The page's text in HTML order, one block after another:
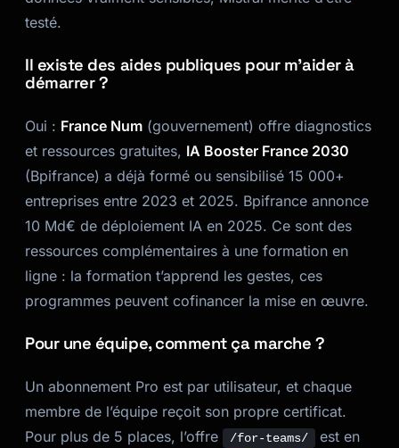
testé.
Il existe des aides publiques pour m’aider à
démarrer ?
Oui : France Num (gouvernement) offre diagnostics
et ressources gratuites, IA Booster France 2030
(Bpifrance) a déjà formé ou sensibilisé 15 000+
entreprises entre 2023 et 2025. Bpifrance annonce
10 Md€ de déploiement IA en 2025. Ce sont des
ressources complémentaires à une formation en
ligne : la formation t’apprend les gestes, ces
programmes peuvent cofinancer la mise en œuvre.
Pour une équipe, comment ça marche ?
Un abonnement Pro est par utilisateur, et chaque
membre de l’équipe reçoit son propre certificat.
Pour plus de 5 places, l’offre
/for-teams/
est en